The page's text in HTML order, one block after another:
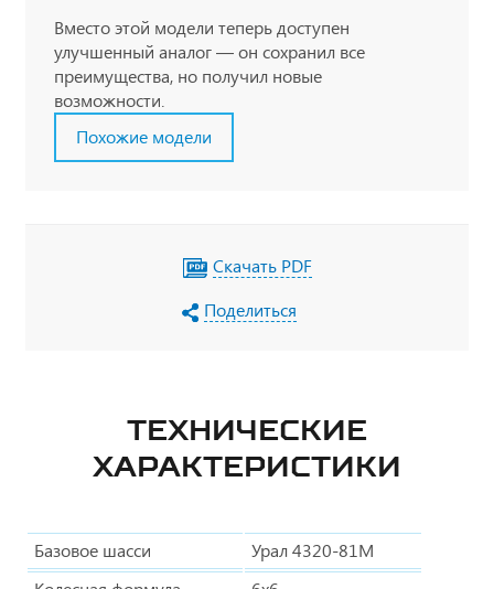
Вместо этой модели теперь доступен
улучшенный аналог — он сохранил все
преимущества, но получил новые
возможности.
Похожие модели
Скачать PDF
Поделиться
ТЕХНИЧЕСКИЕ
ХАРАКТЕРИСТИКИ
Базовое шасси
Урал 4320-81М